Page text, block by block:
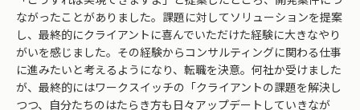
ながったことがありました。課題に対してソリューションを提案
し、最終的にクライアントに喜んでいただけた経験に大きなやり
がいを感じました。その経験からコンサルティングに関わる仕事
に進みたいと考えるようになり、転職を決意。何社か受けました
が、最終的にはワークスイッチの「クライアントの課題を解決し
つつ、自分たちのはたらき方も日々アップデートしていきなが